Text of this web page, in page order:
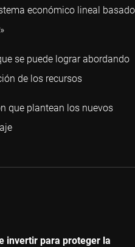
económico lineal basado
se puede lograr abordando
de los recursos
que plantean los nuevos
invertir para proteger la